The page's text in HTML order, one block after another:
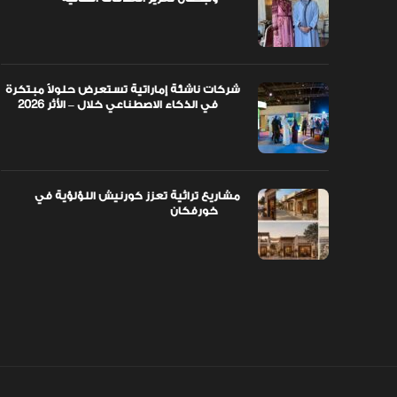
شركات ناشئة إماراتية تستعرض حلولاً مبتكرة
مشاريع تراثية تعزز كورنيش اللؤلؤية في